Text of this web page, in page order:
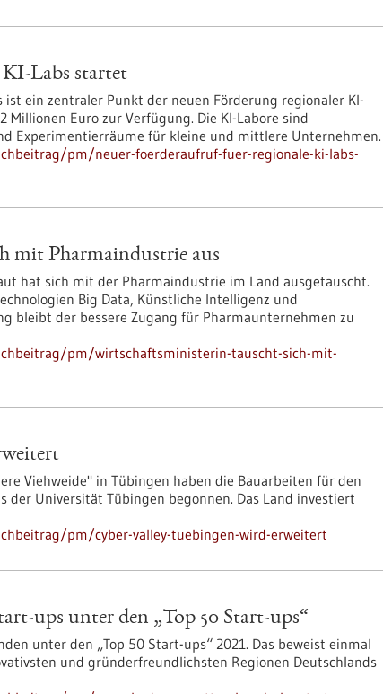
Labs startet
ein zentraler Punkt der neuen Förderung regionaler KI-
Millionen Euro zur Verfügung. Die KI-Labore sind
Experimentierräume für kleine und mittlere Unternehmen.
pm/neuer-foerderaufruf-fuer-regionale-ki-labs-
mit Pharmaindustrie aus
hat sich mit der Pharmaindustrie im Land ausgetauscht.
Big Data, Künstliche Intelligenz und
bleibt der bessere Zugang für Pharmaunternehmen zu
pm/wirtschaftsministerin-tauscht-sich-mit-
Viehweide" in Tübingen haben die Bauarbeiten für den
der Universität Tübingen begonnen. Das Land investiert
pm/cyber-valley-tuebingen-wird-erweitert
ups unter den „Top 50 Start-ups“
unter den „Top 50 Start-ups“ 2021. Das beweist einmal
und gründerfreundlichsten Regionen Deutschlands